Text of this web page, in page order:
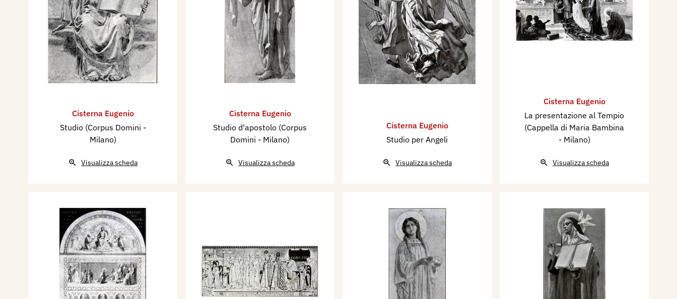
Cisterna Eugenio
Studio (Corpus Domini -
Milano)
Visualizza scheda
Cisterna Eugenio
Studio d'apostolo (Corpus
Domini - Milano)
Visualizza scheda
Cisterna Eugenio
Studio per Angeli
Visualizza scheda
Cisterna Eugenio
La presentazione al Tempio
(Cappella di Maria Bambina
- Milano)
Visualizza scheda